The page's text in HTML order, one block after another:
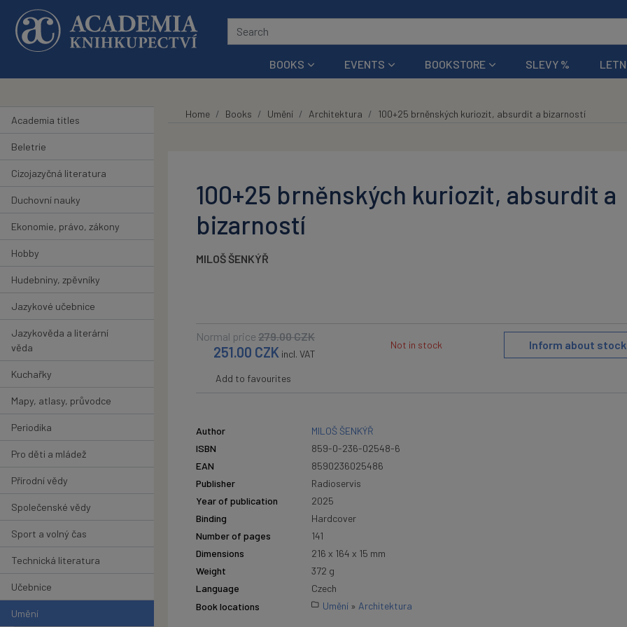
Skip to main content
BOOKS EVENTS BOOKSTORE SLEVY %
Academia titles
Beletrie
Cizojazyčná literatura
Duchovní nauky
Ekonomie, právo, zákony
Hobby
Hudebniny, zpěvníky
Jazykové učebnice
Jazykověda a literární
věda
Kuchařky
Mapy, atlasy, průvodce
Periodika
Pro děti a mládež
Přírodní vědy
Společenské vědy
Sport a volný čas
Technická literatura
Učebnice
Umění
Home Books Umění Architektura 100+25 brněnských kuriozit, absurdit a bizarností
100+25 brněnských kuriozit, absurdit a
bizarností
MILOŠ ŠENKÝŘ
Normal price 279.00CZK
251.00 CZK incl. VAT
Not in stock Inform about
Add to favourites
Author
MILOŠ ŠENKÝŘ
ISBN
859-0-236-02548-6
EAN
8590236025486
Publisher
Radioservis
Year of publication
2025
Binding
Hardcover
Number of pages
141
Dimensions
216 x 164 x 15 mm
Weight
372 g
Language
Czech
Book locations
Umění » Architektura